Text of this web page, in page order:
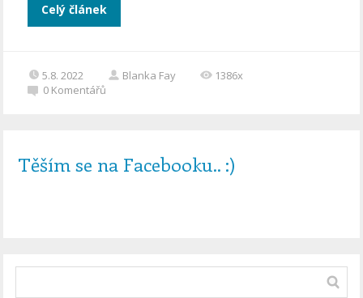
Celý článek
5.8. 2022 Blanka Fay
1386x
0 Komentářů
Těším se na Facebooku.. :)